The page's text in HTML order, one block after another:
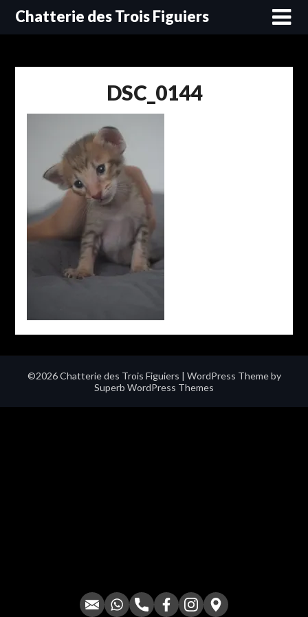
SkipChatterie des Trois Figuiers
DSC_0144
©2026 Chatterie des Trois Figuiers | WordPress Theme by
Superb WordPress Themes